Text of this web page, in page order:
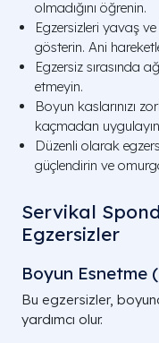
olmadığını öğrenin.
Egzersizleri yavaş
gösterin. Ani
Egzersiz sırasında
etmeyin.
Boyun kaslarınızı
kaçmadan
Düzenli olarak
güçlendirin ve
Servikal
Egzersizler
Boyun Esnetme
Bu egzersizler,
yardımcı olur.